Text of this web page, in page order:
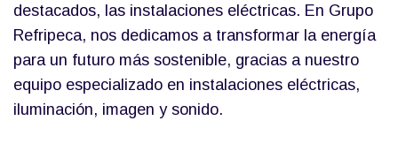
destacados, las instalaciones eléctricas. En Grupo
Refripeca, nos dedicamos a transformar la energía
para un futuro más sostenible, gracias a nuestro
equipo especializado en instalaciones eléctricas,
iluminación, imagen y sonido.